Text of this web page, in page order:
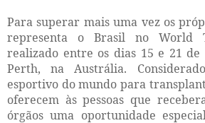
Para superar mais uma vez os
representa o Brasil no World
realizado entre os dias 15 e 21
Perth, na Austrália.
esportivo do mundo para
oferecem às pessoas que
órgãos uma oportunidade